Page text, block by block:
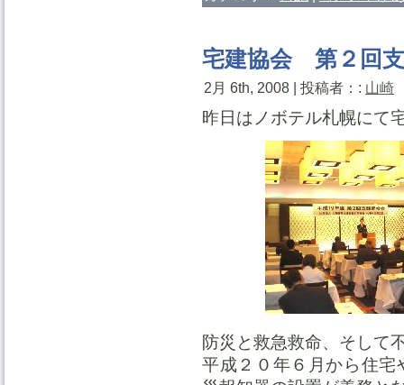
宅建協会 第２回
2月 6th, 2008 | 投稿者：: 山崎
昨日はノボテル札幌にて
防災と救急救命、そして
平成２０年６月から住